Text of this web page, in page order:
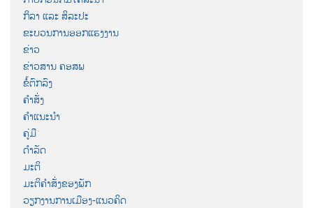
ກິລາ ແລະ ສິລະປະ
ຂະບວນການອອກແຮງງານ
ຂ່າວ
ຂ່າວສານ ຄອສພ
ຂໍ້ຕົກລົງ
ຄຳສັ່ງ
ຄຳແນະນຳ
ຄູ່ມື
ດຳລັດ
ມະຕິ
ມະຕິຄຳສັ່ງຂອງພັກ
ວຽກງານການເມືອງ-ແນວຄິດ